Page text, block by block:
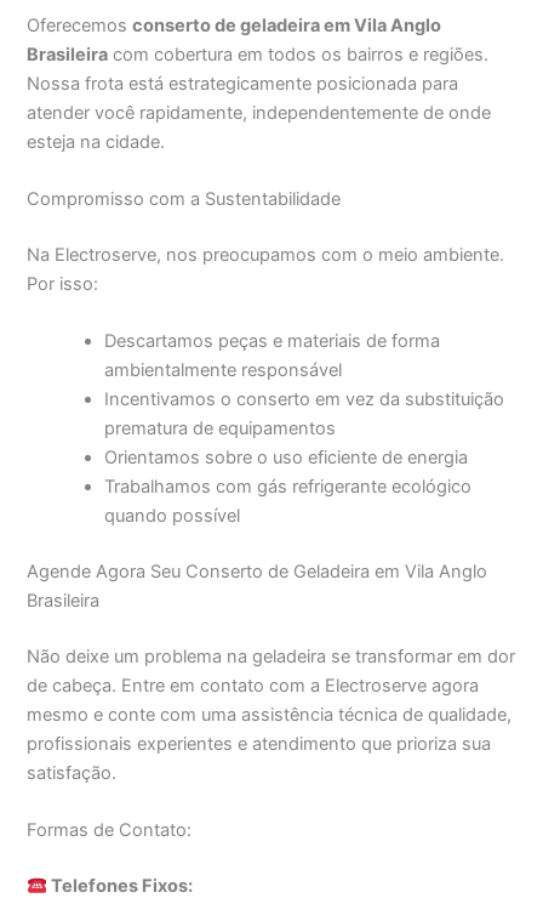
Oferecemosconserto de geladeira em Vila Anglo
Brasileira com cobertura em todos os bairros e regiões.
Nossa frota está estrategicamente posicionada para
atender você rapidamente, independentemente de onde
esteja na cidade.
Compromisso com a Sustentabilidade
Na Electroserve, nos preocupamos com o meio ambiente.
Por isso:
Descartamos peças e materiais de forma
ambientalmente responsável
Incentivamos o conserto em vez da substituição
prematura de equipamentos
Orientamos sobre o uso eficiente de energia
Trabalhamos com gás refrigerante ecológico
quando possível
Agende Agora Seu Conserto de Geladeira em Vila Anglo
Brasileira
Não deixe um problema na geladeira se transformar em dor
de cabeça. Entre em contato com a Electroserve agora
mesmo e conte com uma assistência técnica de qualidade,
profissionais experientes e atendimento que prioriza sua
satisfação.
Formas de Contato:
Telefones Fixos: